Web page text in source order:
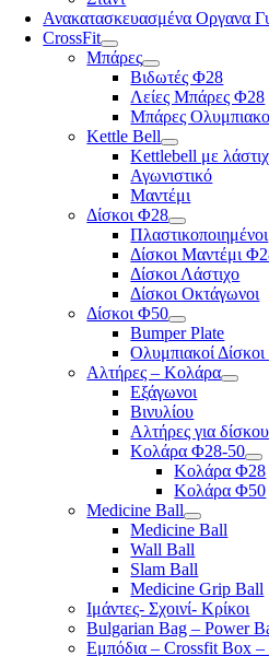
Ανακατασκευασμένα Οργανα
CrossFit
Μπάρες
Βιδωτές Φ28
Λείες Μπάρες Φ28
Μπάρες
Kettle Bell
Kettlebell με
Αγωνιστικό
Μαντέμι
Δίσκοι Φ28
Πλαστικοποιημένοι
Δίσκοι Μαντέμι
Δίσκοι Λάστιχο
Δίσκοι Οκτάγωνοι
Δίσκοι Φ50
Bumper Plate
Ολυμπιακοί Δίσκοι
Αλτήρες – Κολάρα
Εξάγωνοι
Βινυλίου
Αλτήρες για
Κολάρα Φ28-50
Κολάρα Φ28
Κολάρα Φ50
Medicine Ball
Medicine Ball
Wall Ball
Slam Ball
Medicine Grip Ball
Ιμάντες- Σχοινί- Κρίκοι
Bulgarian Bag – Power
Εμπόδια – Crossfit Box –